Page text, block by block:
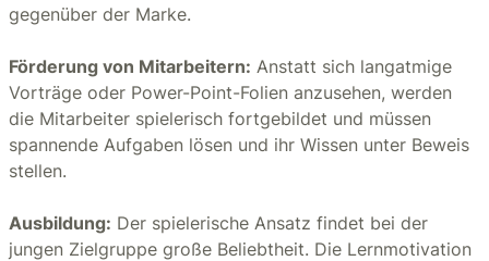
gegenüber der Marke.
Förderung von Mitarbeitern: Anstatt sich langatmige
Vorträge oder Power-Point-Folien anzusehen, werden
die Mitarbeiter spielerisch fortgebildet und müssen
spannende Aufgaben lösen und ihr Wissen unter Beweis
stellen.
Ausbildung: Der spielerische Ansatz findet bei der
jungen Zielgruppe große Beliebtheit. Die Lernmotivation